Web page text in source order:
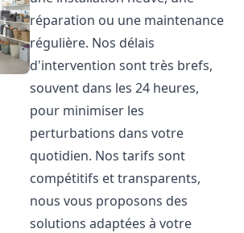
réparation ou une maintenance
régulière. Nos délais
d'intervention sont très brefs,
souvent dans les 24 heures,
pour minimiser les
perturbations dans votre
quotidien. Nos tarifs sont
compétitifs et transparents,
nous vous proposons des
solutions adaptées à votre